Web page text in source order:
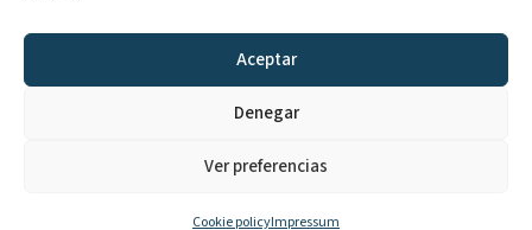
Aceptar
Denegar
Ver preferencias
Cookie policyImpressum
Legal notice
©2025 Generalitat de Catalunya